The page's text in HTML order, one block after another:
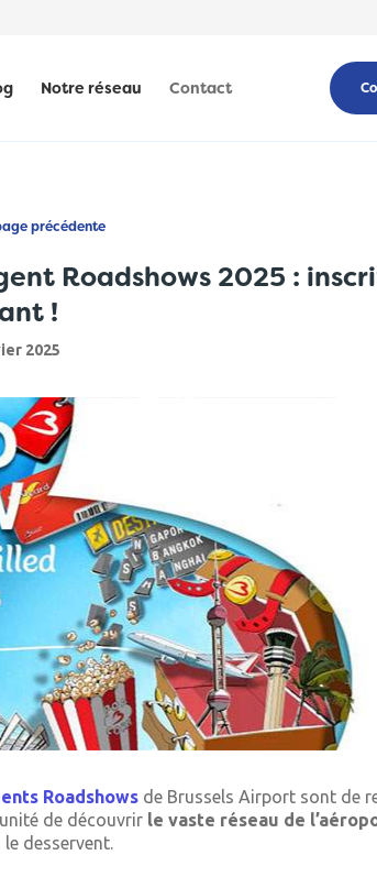
Notre réseau Contact
précédente
Roadshows 2025 :
!
2025
Roadshows de Brussels Airport sont de
de découvrir le vaste réseau de
le desservent.